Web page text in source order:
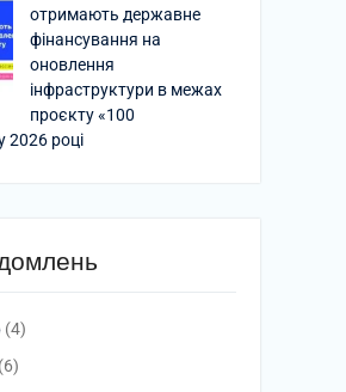
отримають державне
фінансування на
оновлення
інфраструктури в межах
проєкту «100
2026 році
(4)
(6)